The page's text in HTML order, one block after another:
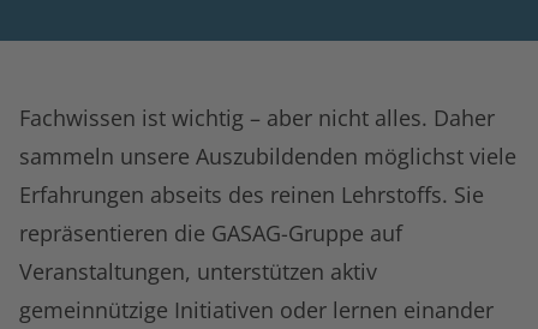
Fachwissen ist wichtig – aber nicht alles. Daher
sammeln unsere Auszubildenden möglichst viele
Erfahrungen abseits des reinen Lehrstoffs. Sie
repräsentieren die GASAG-Gruppe auf
Veranstaltungen, unterstützen aktiv
gemeinnützige Initiativen oder lernen einander